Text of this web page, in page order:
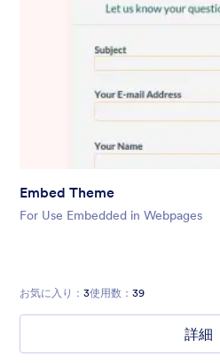
Embed Theme
For Use Embedded in Webpages
お気に入り： 3使用数： 39
詳細